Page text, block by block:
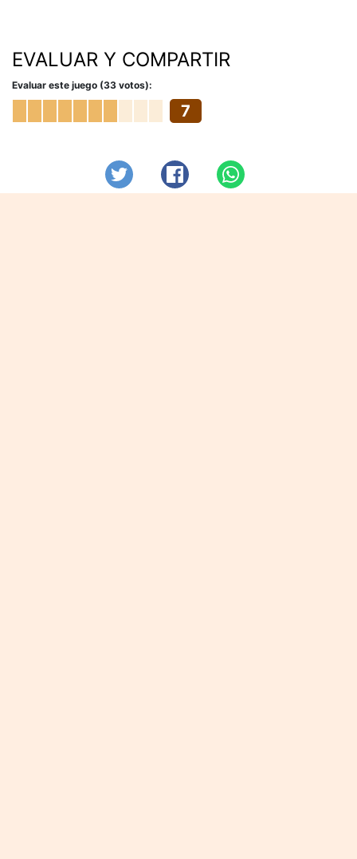
EVALUAR Y COMPARTIR
Evaluar este juego (33 votos):
7